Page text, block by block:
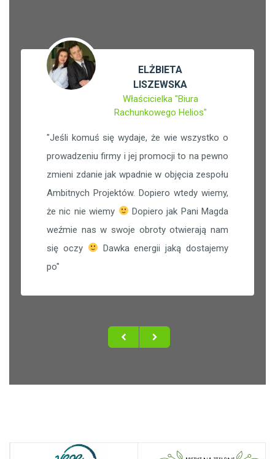
ELŻBIETA
LISZEWSKA
Właścicielka "Biura
Rachunkowego Helios"
"Jeśli komuś się wydaje, że wie wszystko o
prowadzeniu firmy i jej promocji to na pewno
zmieni zdanie jak wpadnie w objęcia zespołu
Ambitnych Projektów. Dopiero wtedy wiemy,
że nic nie wiemy
Dopiero jak Pani Magda
weźmie nas w swoje obroty otwierają nam
się oczy
Dawka energii jaką dostajemy
po"